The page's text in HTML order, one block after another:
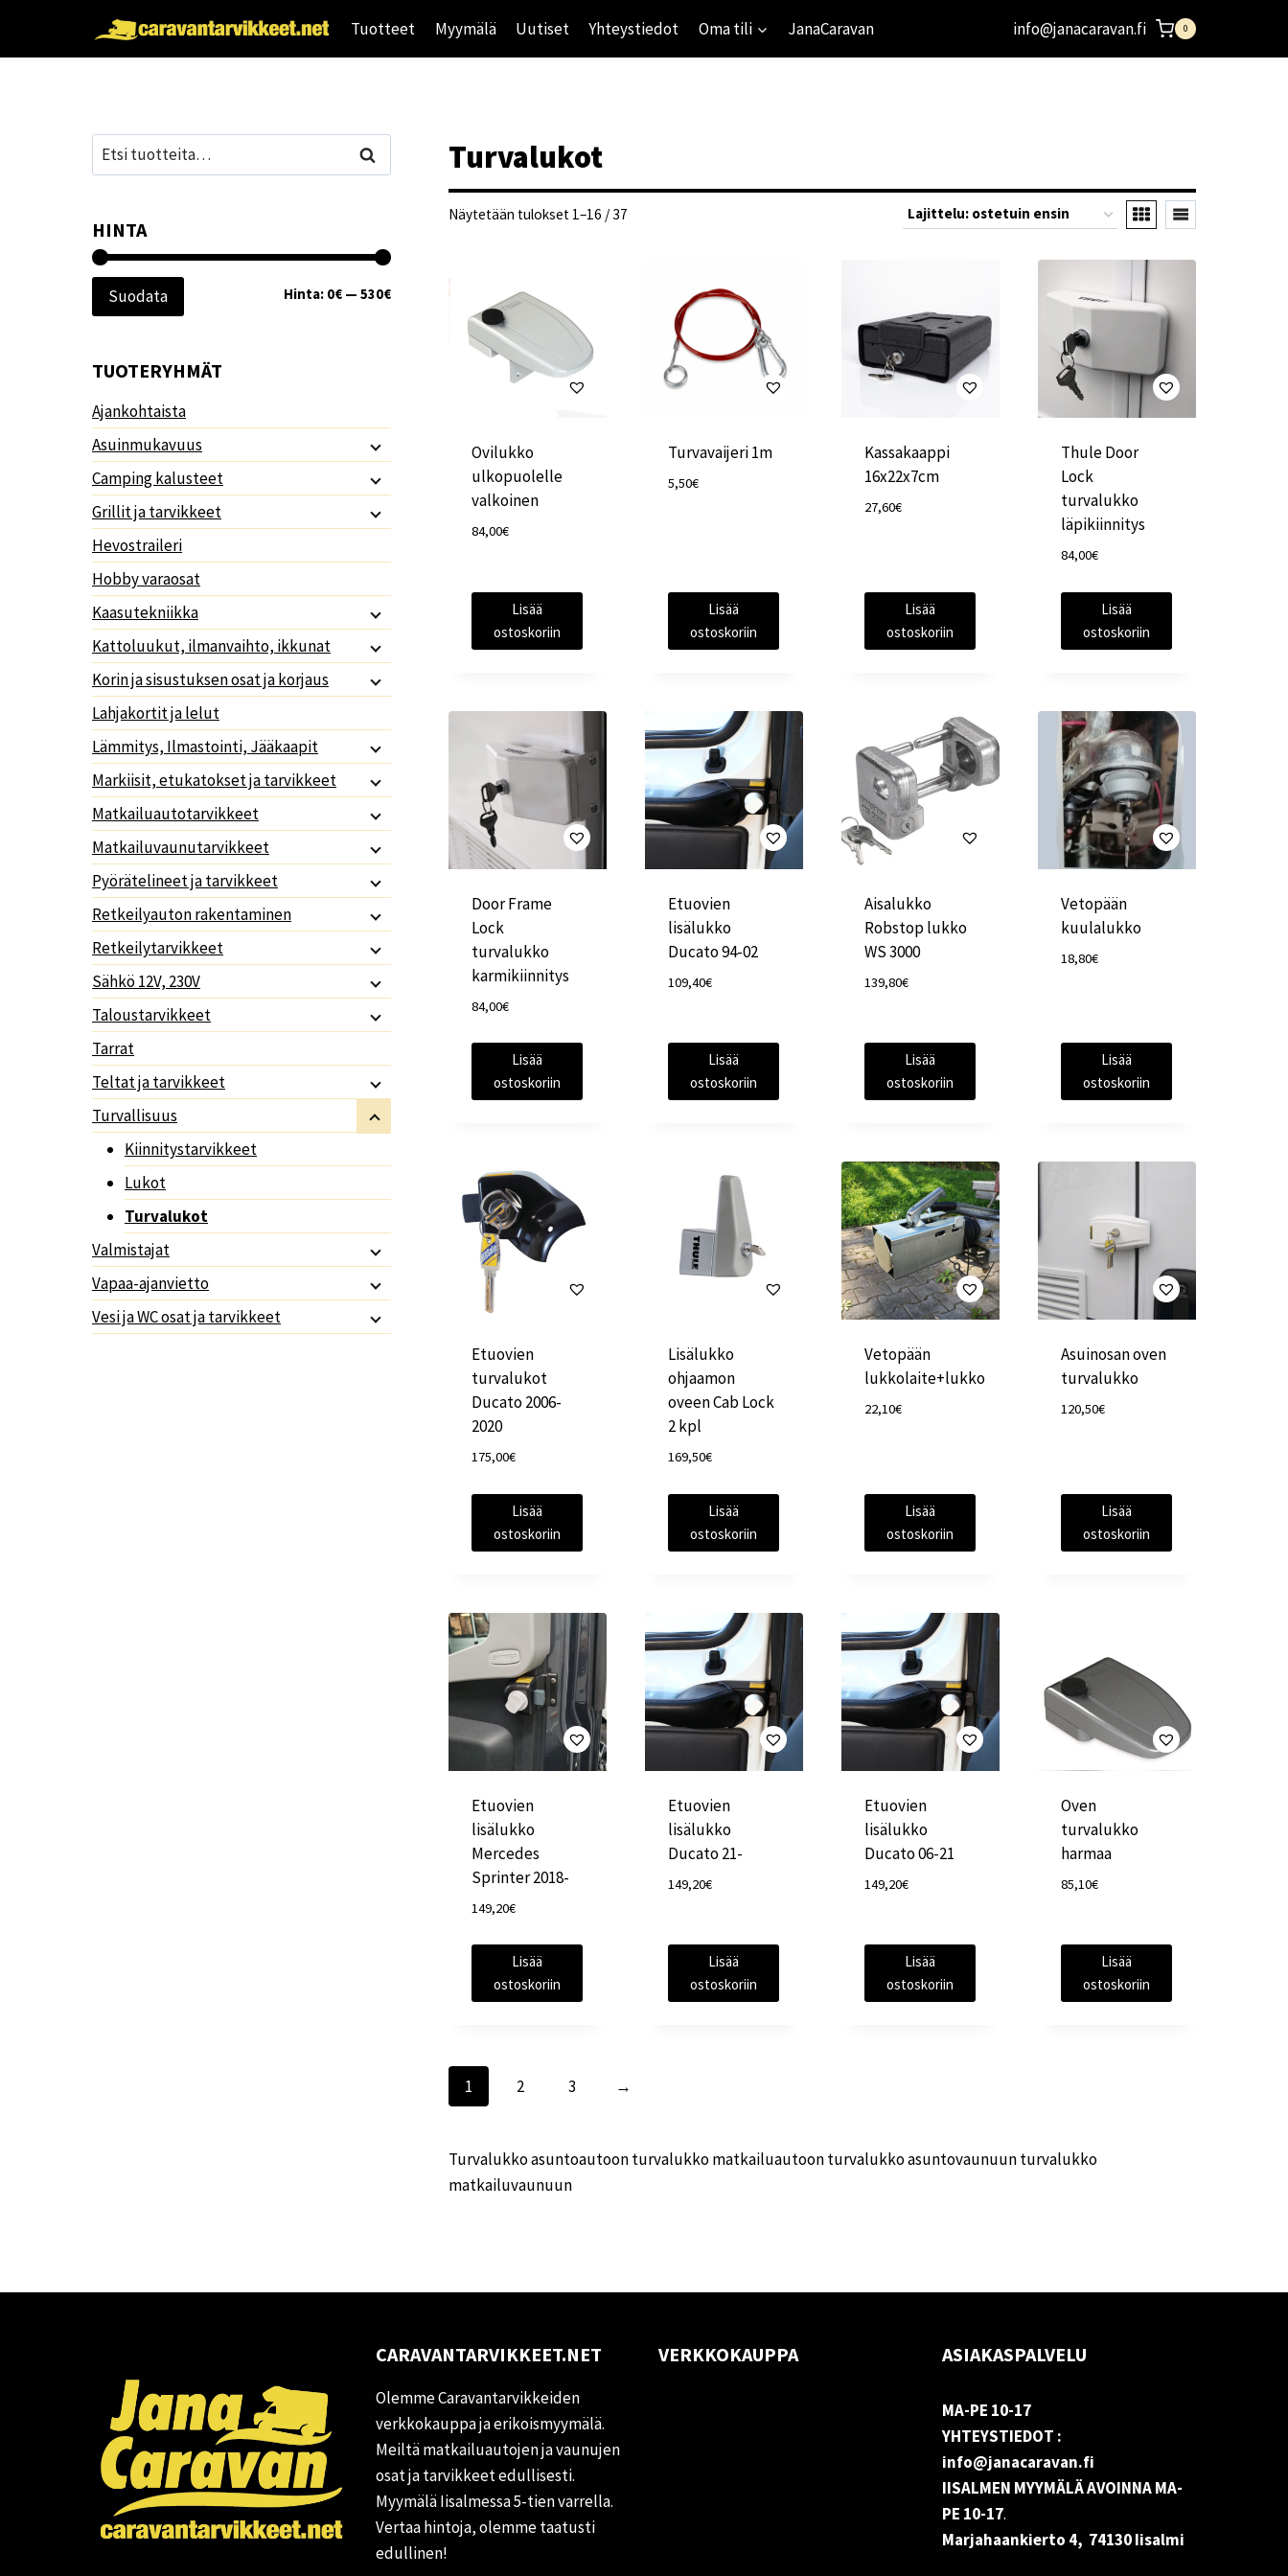
Tuotteet Myymälä Uutiset Yhteystiedot Oma tili JanaCaravan info@janacaravan.fi 0
Turvalukot
Näytetään tulokset 1–16 / 37Suosituimmat
Ovilukko
ulkopuolelle
valkoinen
84,00€
Lisää
ostoskoriin
Turvavaijeri 1m
5,50€
Lisää
ostoskoriin
Kassakaappi
16x22x7cm
27,60€
Lisää
ostoskoriin
Thule Door
Lock
turvalukko
läpikiinnitys
84,00€
Lisää
ostoskoriin
Door Frame
Lock
turvalukko
karmikiinnitys
84,00€
Lisää
ostoskoriin
Etuovien
lisälukko
Ducato 94-02
109,40€
Lisää
ostoskoriin
Aisalukko
Robstop lukko
WS 3000
139,80€
Lisää
ostoskoriin
Vetopään
kuulalukko
18,80€
Lisää
ostoskoriin
Etuovien
turvalukot
Ducato 2006-
2020
175,00€
Lisää
ostoskoriin
Lisälukko
ohjaamon
oveen Cab Lock
2 kpl
169,50€
Lisää
ostoskoriin
Vetopään
lukkolaite+lukko
22,10€
Lisää
ostoskoriin
Asuinosan oven
turvalukko
120,50€
Lisää
ostoskoriin
Etuovien
lisälukko
Mercedes
Sprinter 2018-
149,20€
Lisää
ostoskoriin
Etuovien
lisälukko
Ducato 21-
149,20€
Lisää
ostoskoriin
Etuovien
lisälukko
Ducato 06-21
149,20€
Lisää
ostoskoriin
Oven
turvalukko
harmaa
85,10€
Lisää
ostoskoriin
1 2 3 →
Turvalukko asuntoautoon turvalukko matkailuautoon turvalukko asuntovaunuun turvalukko
matkailuvaunuun
Etsi: Haku
HINTA
Minimihinta
Maksimihinta
Suodata Hinta: 0€ —530€
TUOTERYHMÄT
Ajankohtaista
Asuinmukavuus
Camping kalusteet
Grillit ja tarvikkeet
Hevostraileri
Hobby varaosat
Kaasutekniikka
Kattoluukut, ilmanvaihto, ikkunat
Korin ja sisustuksen osat ja korjaus
Lahjakortit ja lelut
Lämmitys, Ilmastointi, Jääkaapit
Markiisit, etukatokset ja tarvikkeet
Matkailuautotarvikkeet
Matkailuvaunutarvikkeet
Pyörätelineet ja tarvikkeet
Retkeilyauton rakentaminen
Retkeilytarvikkeet
Sähkö 12V, 230V
Taloustarvikkeet
Tarrat
Teltat ja tarvikkeet
Turvallisuus
Kiinnitystarvikkeet
Lukot
Turvalukot
Valmistajat
Vapaa-ajanvietto
Vesi ja WC osat ja tarvikkeet
CARAVANTARVIKKEET.NET
Olemme Caravantarvikkeiden
verkkokauppa ja erikoismyymälä.
Meiltä matkailuautojen ja vaunujen
osat ja tarvikkeet edullisesti.
Myymälä Iisalmessa 5-tien varrella.
Vertaa hintoja, olemme taatusti
edullinen!
VERKKOKAUPPA ASIAKASPALVELU
MA-PE 10-17
YHTEYSTIEDOT :
info@janacaravan.fi
IISALMEN MYYMÄLÄ AVOINNA MA-
PE 10-17.
Marjahaankierto 4, 74130 Iisalmi